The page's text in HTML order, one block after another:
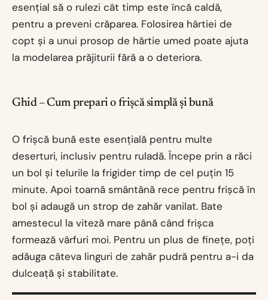
esențial să o rulezi cât timp este încă caldă,
pentru a preveni crăparea. Folosirea hârtiei de
copt și a unui prosop de hârtie umed poate ajuta
la modelarea prăjiturii fără a o deteriora.
Ghid – Cum prepari o frișcă simplă și bună
O frișcă bună este esențială pentru multe
deserturi, inclusiv pentru ruladă. Începe prin a răci
un bol și telurile la frigider timp de cel puțin 15
minute. Apoi toarnă smântână rece pentru frișcă în
bol și adaugă un strop de zahăr vanilat. Bate
amestecul la viteză mare până când frișca
formează vârfuri moi. Pentru un plus de finețe, poți
adăuga câteva linguri de zahăr pudră pentru a-i da
dulceață și stabilitate.